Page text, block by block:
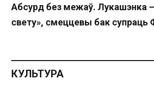
Абсурд без межаў. Лукашэнка
свету», смеццевы бак супраць
КУЛЬТУРА